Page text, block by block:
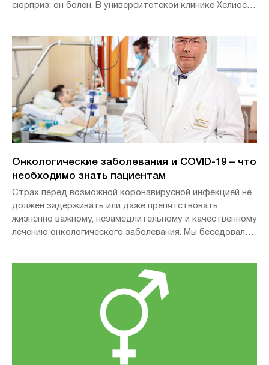
сюрприз: он болен. В университетской клинике Хелиос
использованием хирургического робота Da Vinci®.
Сейчас пациент снова может наслаждаться жизнью.
Онкологические заболевания и COVID-19 – что
необходимо знать пациентам
Страх перед возможной коронавирусной инфекцией не
должен задерживать или даже препятствовать
жизненно важному, незамедлительному и качественному
лечению онкологического заболевания. Мы беседовали с
паллиативной медицины Хелиос Клиникум Бух, о новом
общенациональном исследовании, автором которого он